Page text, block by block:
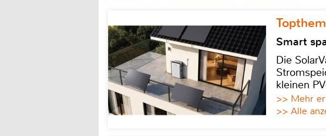
Smart
Die
kleinen
>> Mehr
>> Alle